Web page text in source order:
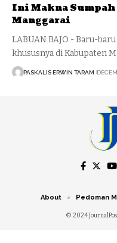
Ini Makna
Manggarai
LABUAN BAJO - Baru-
khususnya di Kabupaten
PASKALIS ERWIN TARAM
© 2024
About Pedoman